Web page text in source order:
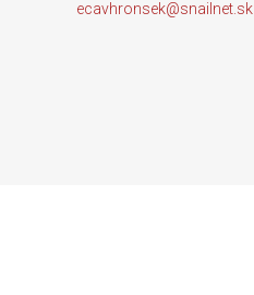
ecavhronsek@snai lnet.sk